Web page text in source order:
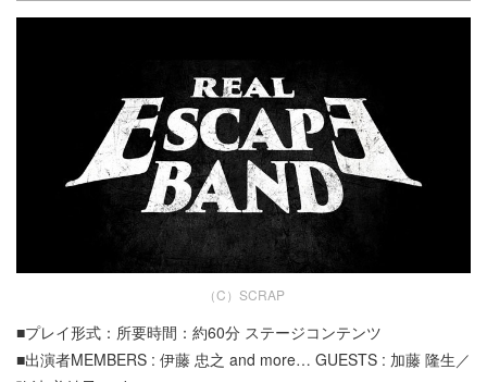
（C）SCRAP
■プレイ形式：所要時間：約60分 ステージコンテンツ
■出演者MEMBERS : 伊藤 忠之 and more… GUESTS : 加藤 隆生／